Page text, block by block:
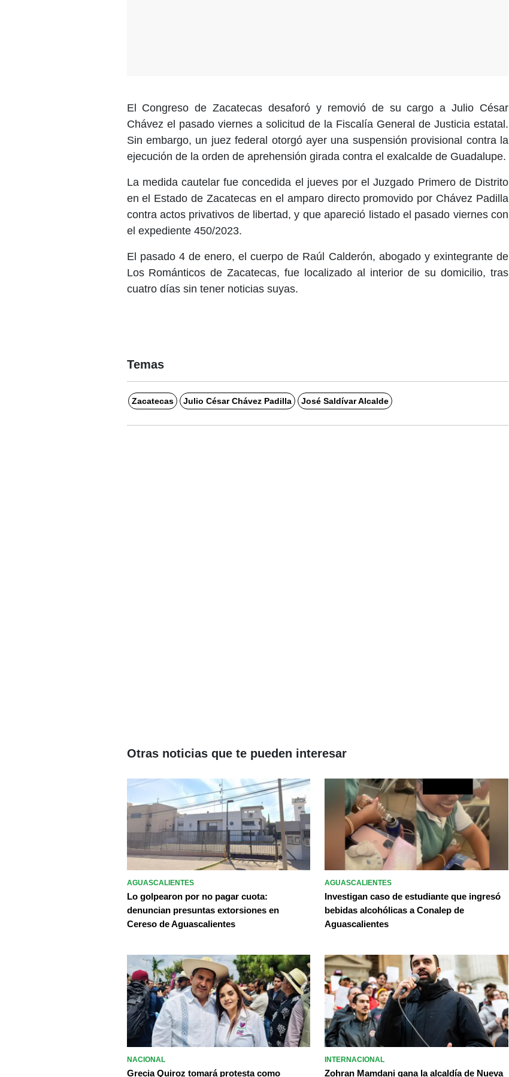
El Congreso de Zacatecas desaforó y removió de su cargo a Julio César
Chávez el pasado viernes a solicitud de la Fiscalía General de Justicia estatal.
Sin embargo, un juez federal otorgó ayer una suspensión provisional contra la
ejecución de la orden de aprehensión girada contra el exalcalde de Guadalupe.
La medida cautelar fue concedida el jueves por el Juzgado Primero de Distrito
en el Estado de Zacatecas en el amparo directo promovido por Chávez Padilla
contra actos privativos de libertad, y que apareció listado el pasado viernes con
el expediente 450/2023.
El pasado 4 de enero, el cuerpo de Raúl Calderón, abogado y exintegrante de
Los Románticos de Zacatecas, fue localizado al interior de su domicilio, tras
cuatro días sin tener noticias suyas.
Temas
Zacatecas Julio César Chávez Padilla José Saldívar Alcalde
Otras noticias que te pueden interesar
AGUASCALIENTES
Lo golpearon por no pagar cuota:
denuncian presuntas extorsiones en
Cereso de Aguascalientes
AGUASCALIENTES
Investigan caso de estudiante que ingresó
bebidas alcohólicas a Conalep de
Aguascalientes
NACIONAL
Grecia Quiroz tomará protesta como
INTERNACIONAL
Zohran Mamdani gana la alcaldía de Nueva